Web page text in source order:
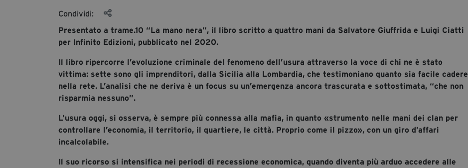
Condividi:
Presentato a trame.10 “La mano nera”, il libro scritto a quattro mani da Salvatore Giuffrida e Luigi Ciatti
per Infinito Edizioni, pubblicato nel 2020.
Il libro ripercorre l’evoluzione criminale del fenomeno dell’usura attraverso la voce di chi ne è stato
vittima: sette sono gli imprenditori, dalla Sicilia alla Lombardia, che testimoniano quanto sia facile cadere
nella rete. L’analisi che ne deriva è un focus su un’emergenza ancora trascurata e sottostimata, “che non
risparmia nessuno”.
L’usura oggi, si osserva, è sempre più connessa alla mafia, in quanto «strumento nelle mani dei clan per
controllare l’economia, il territorio, il quartiere, le città. Proprio come il pizzo», con un giro d’affari
incalcolabile.
Il suo ricorso si intensifica nei periodi di recessione economica, quando diventa più arduo accedere alle